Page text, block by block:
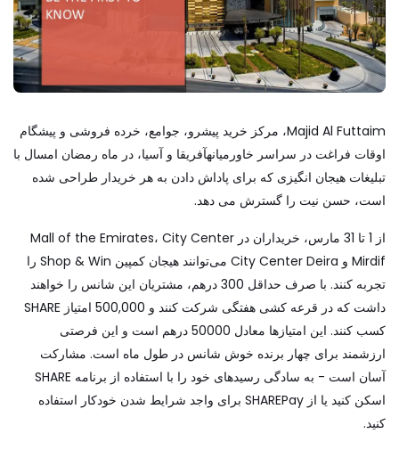
Majid Al Futtaim، مرکز خرید پیشرو، جوامع، خرده فروشی و پیشگام
اوقات فراغت در سراسر خاورمیانهآفریقا و آسیا، در ماه رمضان امسال با
تبلیغات هیجان انگیزی که برای پاداش دادن به هر خریدار طراحی شده
است، حسن نیت را گسترش می دهد.
از 1 تا 31 مارس، خریداران در Mall of the Emirates، City Center
Mirdif و City Center Deira می‌توانند هیجان کمپین Shop & Win را
تجربه کنند. با صرف حداقل 300 درهم، مشتریان این شانس را خواهند
داشت که در قرعه کشی هفتگی شرکت کنند و 500,000 امتیاز SHARE
کسب کنند. این امتیازها معادل 50000 درهم است و این فرصتی
ارزشمند برای چهار برنده خوش شانس در طول ماه است. مشارکت
آسان است - به سادگی رسیدهای خود را با استفاده از برنامه SHARE
اسکن کنید یا از SHAREPay برای واجد شرایط شدن خودکار استفاده
کنید.